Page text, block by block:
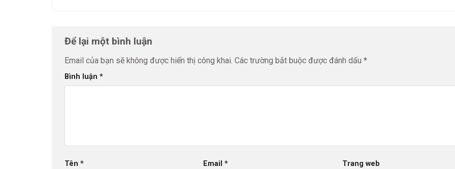
Để lại một bình luận
Email của bạn sẽ không được hiển thị công khai. Các trường bắt buộc được đánh dấu *
Bình luận *
Tên * Email* Trang web